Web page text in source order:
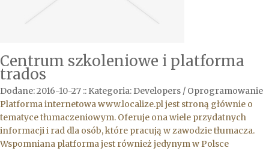
Centrum szkoleniowe i platforma
trados
Dodane: 2016-10-27 :: Kategoria: Developers / Oprogramowanie
Platforma internetowa www.localize.pl jest stroną głównie o
tematyce tłumaczeniowym. Oferuje ona wiele przydatnych
informacji i rad dla osób, które pracują w zawodzie tłumacza.
Wspomniana platforma jest również jedynym w Polsce